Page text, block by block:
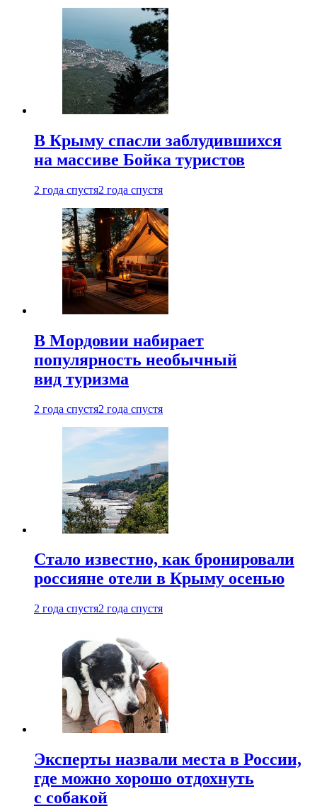
В Крыму спасли заблудившихся
на массиве Бойка туристов
2 года спустя2 года спустя
В Мордовии набирает
популярность необычный
вид туризма
2 года спустя2 года спустя
Стало известно, как бронировали
россияне отели в Крыму осенью
2 года спустя2 года спустя
Эксперты назвали места в России,
где можно хорошо отдохнуть
с собакой